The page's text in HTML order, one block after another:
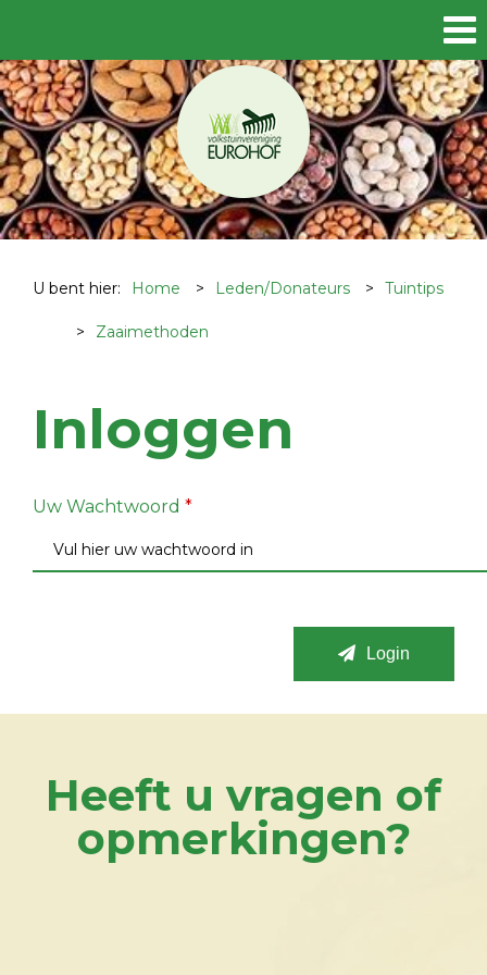
U bent hier: Home > Leden/Donateurs > Tuintips
> Zaaimethoden
Inloggen
Uw Wachtwoord *
Login
Heeft u vragen of
opmerkingen?